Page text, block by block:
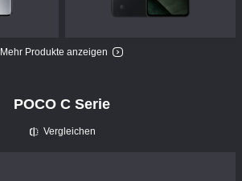
Mehr Produkte anzeigen
POCO C Serie
Vergleichen